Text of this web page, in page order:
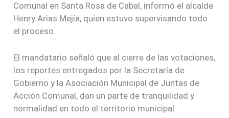
Comunal en Santa Rosa de Cabal, informó el alcalde
Henry Arias Mejía, quien estuvo supervisando todo
el proceso.
El mandatario señaló que al cierre de las votaciones,
los reportes entregados por la Secretaría de
Gobierno y la Asociación Municipal de Juntas de
Acción Comunal, dan un parte de tranquilidad y
normalidad en todo el territorio municipal.